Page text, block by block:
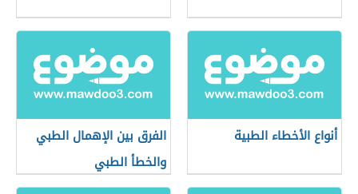
أنواع الأخطاء الطبية
الفرق بين الإهمال الطبي
والخطأ الطبي